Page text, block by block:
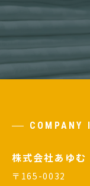
COMPANY
株式会社あゆむ
〒165-0032